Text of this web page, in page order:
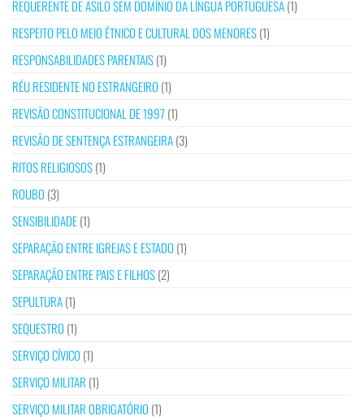
REQUERENTE DE ASILO SEM DOMÍNIO DA LÍNGUA PORTUGUESA(1)
RESPEITO PELO MEIO ÉTNICO E CULTURAL DOS MENORES(1)
RESPONSABILIDADES PARENTAIS(1)
RÉU RESIDENTE NO ESTRANGEIRO (1)
REVISÃO CONSTITUCIONAL DE 1997 (1)
REVISÃO DE SENTENÇA ESTRANGEIRA(3)
RITOS RELIGIOSOS(1)
ROUBO (3)
SENSIBILIDADE(1)
SEPARAÇÃO ENTRE IGREJAS E ESTADO (1)
SEPARAÇÃO ENTRE PAIS E FILHOS(2)
SEPULTURA(1)
SEQUESTRO (1)
SERVIÇO CÍVICO (1)
SERVIÇO MILITAR (1)
SERVIÇO MILITAR OBRIGATÓRIO (1)